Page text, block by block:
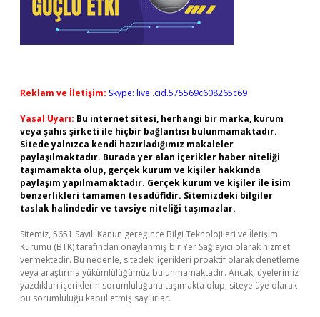
Reklam ve İletişim: Skype: live:.cid.575569c608265c69
Yasal Uyarı: Bu internet sitesi, herhangi bir marka, kurum
veya şahıs şirketi ile hiçbir bağlantısı bulunmamaktadır.
Sitede yalnızca kendi hazırladığımız makaleler
paylaşılmaktadır. Burada yer alan içerikler haber niteliği
taşımamakta olup, gerçek kurum ve kişiler hakkında
paylaşım yapılmamaktadır. Gerçek kurum ve kişiler ile isim
benzerlikleri tamamen tesadüfidir. Sitemizdeki bilgiler
taslak halindedir ve tavsiye niteliği taşımazlar.
Sitemiz, 5651 Sayılı Kanun gereğince Bilgi Teknolojileri ve İletişim
Kurumu (BTK) tarafından onaylanmış bir Yer Sağlayıcı olarak hizmet
vermektedir. Bu nedenle, sitedeki içerikleri proaktif olarak denetleme
veya araştırma yükümlülüğümüz bulunmamaktadır. Ancak, üyelerimiz
yazdıkları içeriklerin sorumluluğunu taşımakta olup, siteye üye olarak
bu sorumluluğu kabul etmiş sayılırlar.